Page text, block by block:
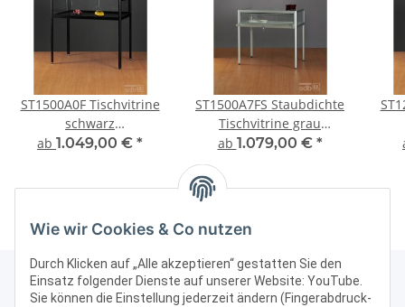
Wie wir Cookies & Co nutzen
Durch Klicken auf „Alle akzeptieren“ gestatten Sie den
Einsatz folgender Dienste auf unserer Website: YouTube.
Sie können die Einstellung jederzeit ändern (Fingerabdruck-
ST1500A0F Tischvitrine
schwarz
Ausstellungsvitrine
ab 1.049,00 € *
ST1500A7FS Staubdichte
Tischvitrine grau
Ausstellungsvitrine
Präsentationsvitrine Alu
Silber abschließbar
ab 1.079,00 € *